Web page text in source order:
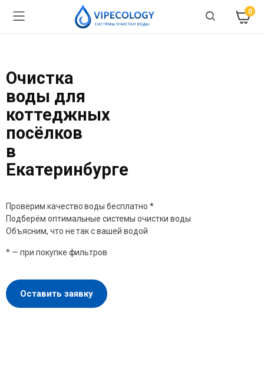
0
Очистка
воды для
коттеджных
посёлков
в
Екатеринбурге
Проверим качество воды бесплатно *
Подберём оптимальные системы очистки воды
Объясним, что не так с вашей водой
* — при покупке фильтров
Оставить заявку